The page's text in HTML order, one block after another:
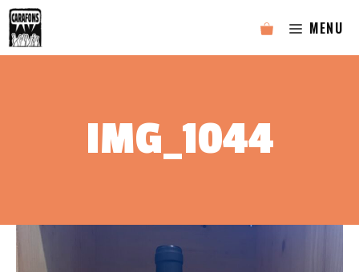
Aller
au
contenu
MENU
IMG_1044